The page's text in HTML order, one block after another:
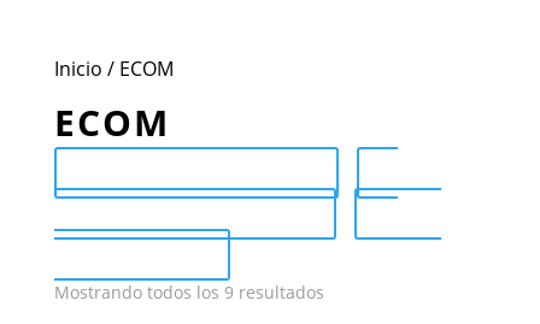
Inicio / ECOM
ECOM
Mostrando todos los 9 resultados